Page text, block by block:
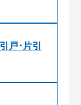
戸･片引